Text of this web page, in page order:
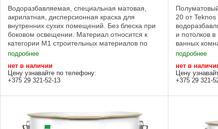
Водоразбавляемая, специальная матовая,
акрилатная, дисперсионная краска для
внутренних сухих помещений. Без блеска при
боковом освещении. Материал относится к
категории М1 строительных материалов по
выбросам вредных веществ. ПРИМЕНЕНИЕ
подробнее
нет в наличии
Цену узнавайте по телефону:
+375 29 321-52-13
20 от
и потолков
ванных
плесени.
подробнее
нет в
Цену
+375 29 321-